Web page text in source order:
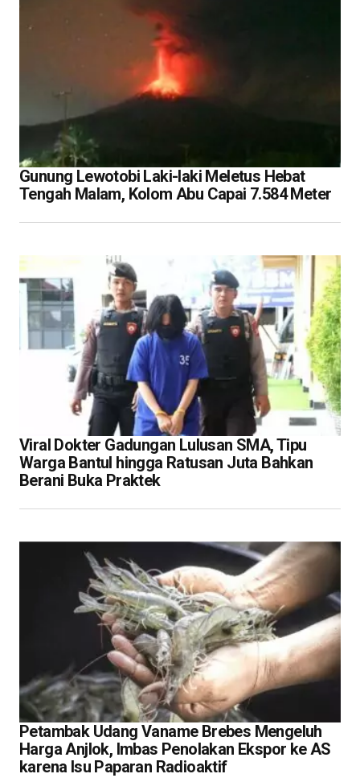
Gunung Lewotobi Laki-laki Meletus Hebat
Tengah Malam, Kolom Abu Capai 7.584 Meter
Viral Dokter Gadungan Lulusan SMA, Tipu
Warga Bantul hingga Ratusan Juta Bahkan
Berani Buka Praktek
Petambak Udang Vaname Brebes Mengeluh
Harga Anjlok, Imbas Penolakan Ekspor ke AS
karena Isu Paparan Radioaktif